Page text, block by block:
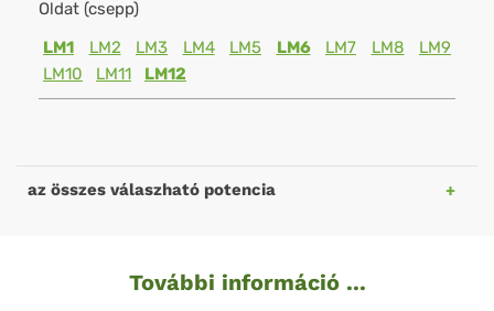
Oldat (csepp)
LM1
LM2 LM3 LM4 LM5 LM6 LM7 LM8
LM9
LM10
LM11 LM12
az összes válaszható potencia
További információ ...